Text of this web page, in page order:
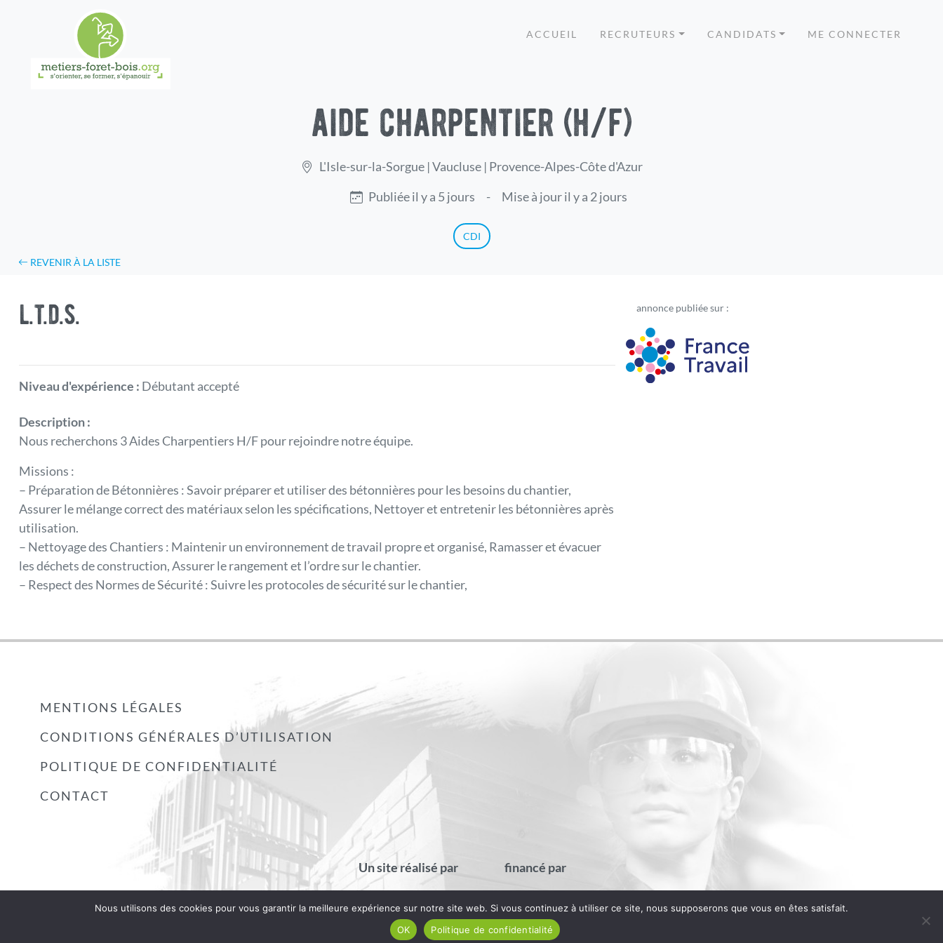
ACCUEIL RECRUTEURS CANDIDATS ME CONNECTER
aide charpentier (h/f)
L'Isle-sur-la-Sorgue | Vaucluse | Provence-Alpes-Côte d'Azur
Publiée il y a 5 jours
- Mise à jour il y a 2 jours
CDI
REVENIR À LA LISTE
l.t.d.s.
Niveau d'expérience : Débutant accepté
Description :
Nous recherchons 3 Aides Charpentiers H/F pour rejoindre notre équipe.
Missions :
– Préparation de Bétonnières : Savoir préparer et utiliser des bétonnières pour les besoins du chantier,
Assurer le mélange correct des matériaux selon les spécifications, Nettoyer et entretenir les bétonnières après
utilisation.
– Nettoyage des Chantiers : Maintenir un environnement de travail propre et organisé, Ramasser et évacuer
les déchets de construction, Assurer le rangement et l’ordre sur le chantier.
– Respect des Normes de Sécurité : Suivre les protocoles de sécurité sur le chantier,
annonce publiée sur :
MENTIONS LÉGALES
CONDITIONS GÉNÉRALES D’UTILISATION
POLITIQUE DE CONFIDENTIALITÉ
CONTACT
Un site réalisé par financé par
Nous utilisons des cookies pour vous garantir la meilleure expérience sur notre site web. Si vous continuez à utiliser ce site, nous supposerons que vous en êtes satisfait.
OK
Politique de confidentialité